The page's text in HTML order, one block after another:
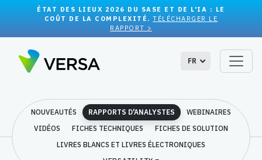
ÉTAT DES LIEUX 2026 DU SASE ET DE L'IA : LE
COÛT DE LA COMPLEXITÉ.TÉLÉCHARGER LE
RAPPORT >
FR
NOUVEAUTÉS RAPPORTS D'ANALYSTES
WEBINAIRES
VIDÉOS
FICHES TECHNIQUES
FICHES DE SOLUTION
LIVRES BLANCS ET LIVRES ÉLECTRONIQUES